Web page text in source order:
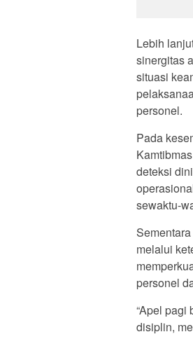
Lebih
sinergitas
situasi
personel.
Pada
deteksi
sewaktu-
melalui
personel
“Apel pagi
disiplin,